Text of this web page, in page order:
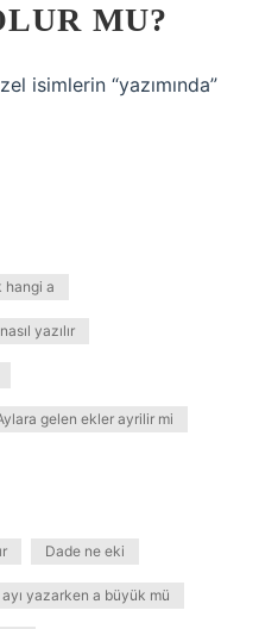
MU?
isimlerin “yazımında”
hangi a
yazılır
gelen ekler ayrilir mi
Dade ne eki
yazarken a büyük mü